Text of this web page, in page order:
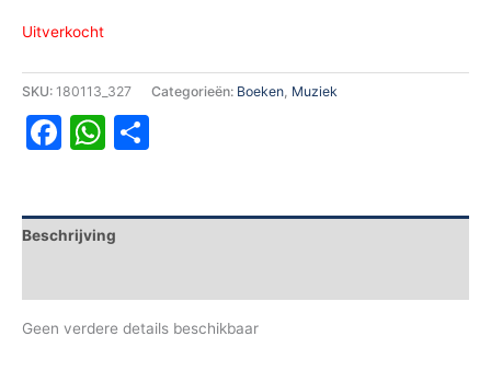
Uitverkocht
SKU: 180113_327 Categorieën: Boeken, Muziek
Facebook
WhatsApp
Beschrijving
Geen verdere details beschikbaar